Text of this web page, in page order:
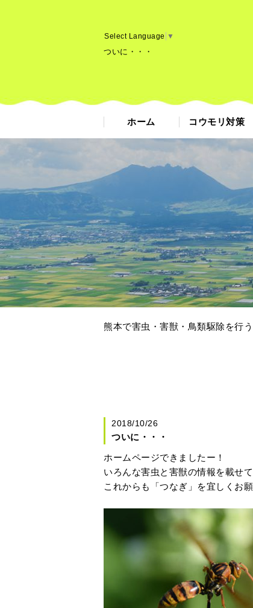
Select Language ▼
ついに・・・
ホーム コウモリ対策
熊本で害虫・害獣・鳥類駆除を行
2018/10/26
ついに・・・
ホームページできましたー！
いろんな害虫と害獣の情報を載せ
これからも「つなぎ」を宜しくお願